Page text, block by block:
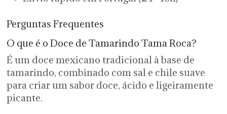
Perguntas Frequentes
O que é o Doce de Tamarindo Tama Roca?
É um doce mexicano tradicional à base de
tamarindo, combinado com sal e chile suave
para criar um sabor doce, ácido e ligeiramente
picante.